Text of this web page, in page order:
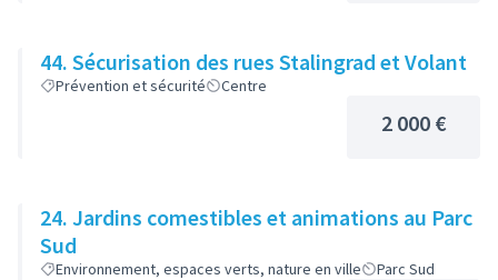
44. Sécurisation des rues Stalingrad et Volant
Prévention et sécurité Centre
2 000 €
24. Jardins comestibles et animations au Parc
Sud
Environnement, espaces verts, nature en ville Parc Sud